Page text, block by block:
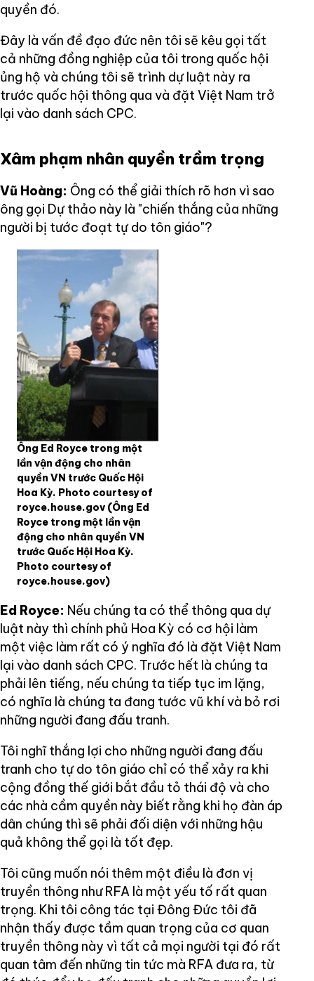
quyền đó.
Đây là vấn đề đạo đức nên tôi sẽ kêu gọi tất
cả những đồng nghiệp của tôi trong quốc hội
ủng hộ và chúng tôi sẽ trình dự luật này ra
trước quốc hội thông qua và đặt Việt Nam trở
lại vào danh sách CPC.
Xâm phạm nhân quyền trầm trọng
Vũ Hoàng: Ông có thể giải thích rõ hơn vì sao
ông gọi Dự thảo này là "chiến thắng của những
người bị tước đoạt tự do tôn giáo"?
Ông Ed Royce trong một
lần vận động cho nhân
quyền VN trước Quốc Hội
Hoa Kỳ. Photo courtesy of
royce.house.gov (Ông Ed
Royce trong một lần vận
động cho nhân quyền VN
trước Quốc Hội Hoa Kỳ.
Photo courtesy of
royce.house.gov)
Ed Royce: Nếu chúng ta có thể thông qua dự
luật này thì chính phủ Hoa Kỳ có cơ hội làm
một việc làm rất có ý nghĩa đó là đặt Việt Nam
lại vào danh sách CPC. Trước hết là chúng ta
phải lên tiếng, nếu chúng ta tiếp tục im lặng,
có nghĩa là chúng ta đang tước vũ khí và bỏ rơi
những người đang đấu tranh.
Tôi nghĩ thắng lợi cho những người đang đấu
tranh cho tự do tôn giáo chỉ có thể xảy ra khi
cộng đồng thế giới bắt đầu tỏ thái độ và cho
các nhà cầm quyền này biết rằng khi họ đàn áp
dân chúng thì sẽ phải đối diện với những hậu
quả không thể gọi là tốt đẹp.
Tôi cũng muốn nói thêm một điều là đơn vị
truyền thông như RFA là một yếu tố rất quan
trọng. Khi tôi công tác tại Đông Đức tôi đã
nhận thấy được tầm quan trọng của cơ quan
truyền thông này vì tất cả mọi người tại đó rất
quan tâm đến những tin tức mà RFA đưa ra, từ